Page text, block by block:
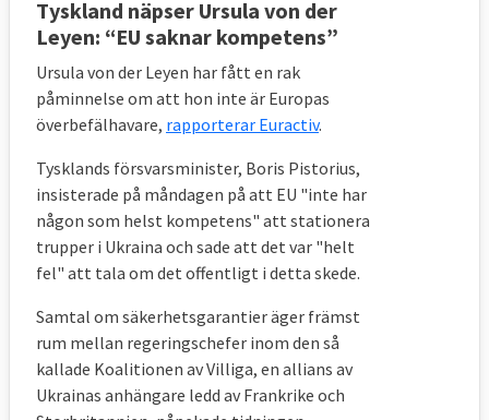
Tyskland näpser Ursula von der
Leyen: “EU saknar kompetens”
Ursula von der Leyen har fått en rak
påminnelse om att hon inte är Europas
överbefälhavare, rapporterar Euractiv.
Tysklands försvarsminister, Boris Pistorius,
insisterade på måndagen på att EU "inte har
någon som helst kompetens" att stationera
trupper i Ukraina och sade att det var "helt
fel" att tala om det offentligt i detta skede.
Samtal om säkerhetsgarantier äger främst
rum mellan regeringschefer inom den så
kallade Koalitionen av Villiga, en allians av
Ukrainas anhängare ledd av Frankrike och